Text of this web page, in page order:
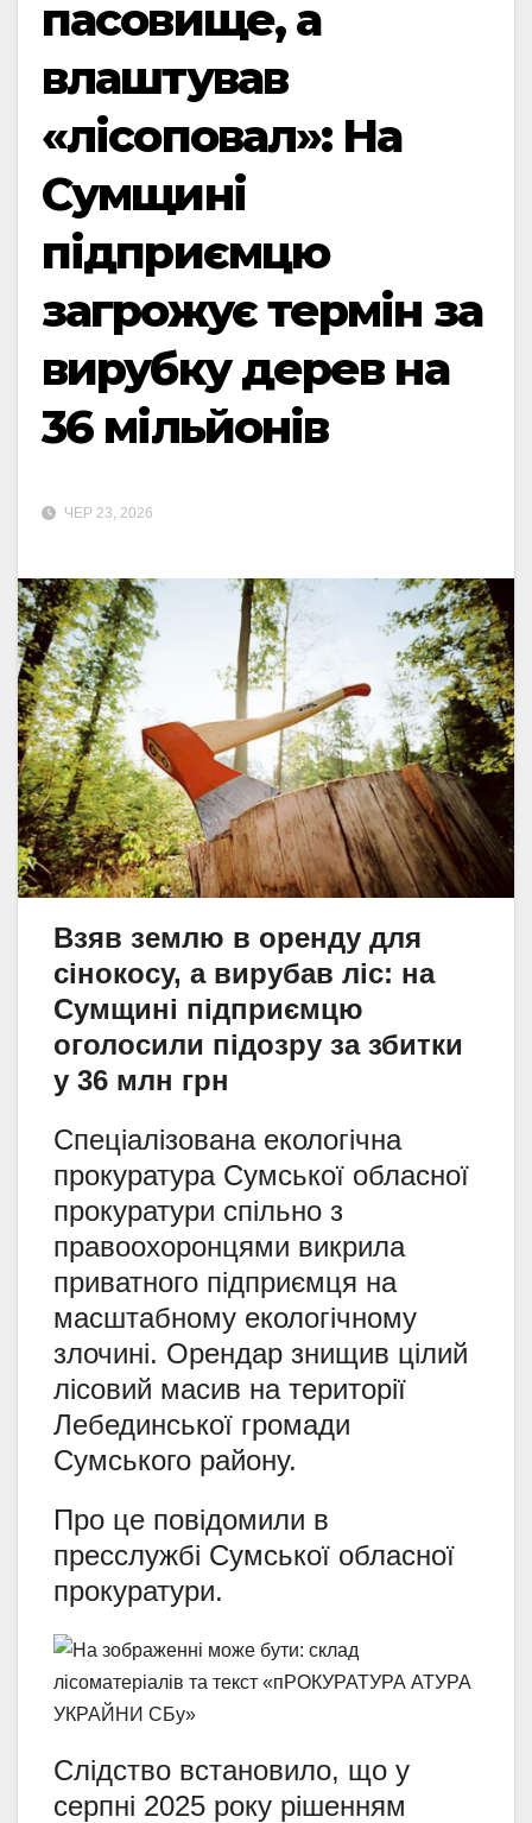
пасовище, а
влаштував
«лісоповал»: На
Сумщині
підприємцю
загрожує термін за
вирубку дерев на
36 мільйонів
ЧЕР 23, 2026
Взяв землю в оренду для
сінокосу, а вирубав ліс: на
Сумщині підприємцю
оголосили підозру за збитки
у 36 млн грн
Спеціалізована екологічна
прокуратура Сумської обласної
прокуратури спільно з
правоохоронцями викрила
приватного підприємця на
масштабному екологічному
злочині. Орендар знищив цілий
лісовий масив на території
Лебединської громади
Сумського району.
Про це повідомили в
пресслужбі Сумської обласної
прокуратури.
Слідство встановило, що у
серпні 2025 року рішенням